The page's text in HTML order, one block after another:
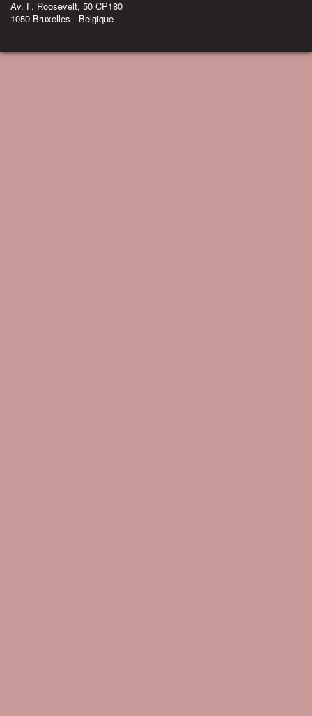
Av. F. Roosevelt, 50 CP180
1050 Bruxelles - Belgique